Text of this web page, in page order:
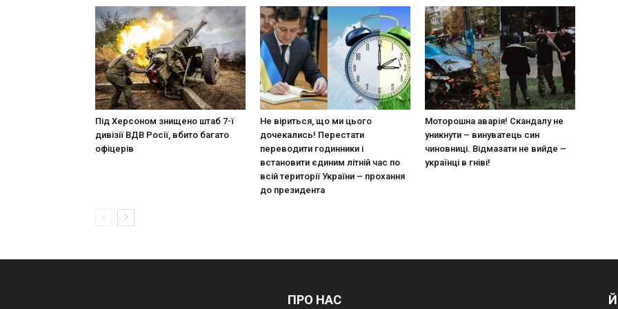
Під Херсоном знищено штаб 7-ї
дивізії ВДВ Росії, вбито багато
офіцерів
Не віриться, що ми цього
дочекались! Перестати
переводити годинники і
встановити єдиним літній час по
всій території України – прохання
до президента
Моторошна аварія! Скандалу не
уникнути – винуватець син
чиновниці. Відмазати не вийде –
українці в гніві!
ПРО НАС